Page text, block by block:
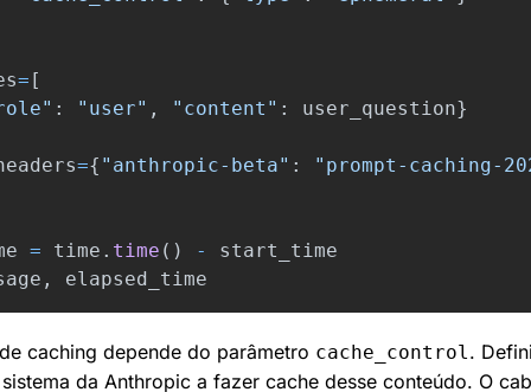
= [
" : " user" , " content " : user_question}
={ " anthropic-beta" : " prompt-caching-
= time . time () -
start_time
, elapsed_time
caching depende do parâmetro cache_control .
da Anthropic a fazer cache desse conteúdo. O